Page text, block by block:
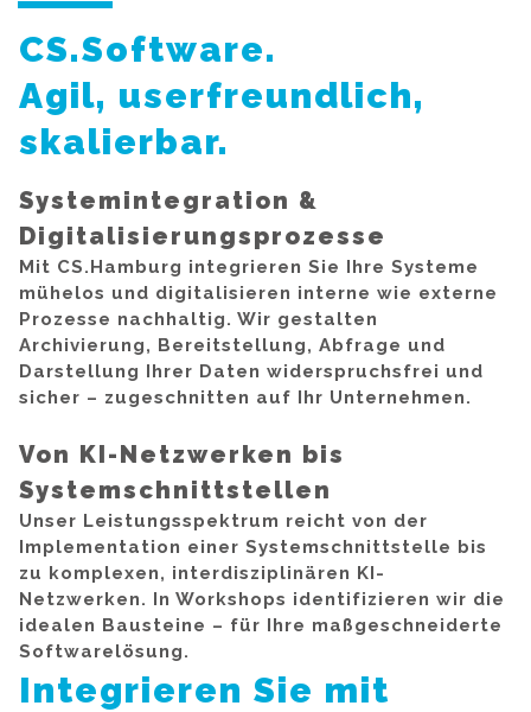
CS.Software.
Agil, userfreundlich,
skalierbar.
Systemintegration &
Digitalisierungsprozesse
Mit CS.Hamburg integrieren Sie Ihre Systeme
mühelos und digitalisieren interne wie externe
Prozesse nachhaltig. Wir gestalten
Archivierung, Bereitstellung, Abfrage und
Darstellung Ihrer Daten widerspruchsfrei und
sicher – zugeschnitten auf Ihr Unternehmen.
Von KI-Netzwerken bis
Systemschnittstellen
Unser Leistungsspektrum reicht von der
Implementation einer Systemschnittstelle bis
zu komplexen, interdisziplinären KI-
Netzwerken. In Workshops identifizieren wir die
idealen Bausteine – für Ihre maßgeschneiderte
Softwarelösung.
Integrieren Sie mit